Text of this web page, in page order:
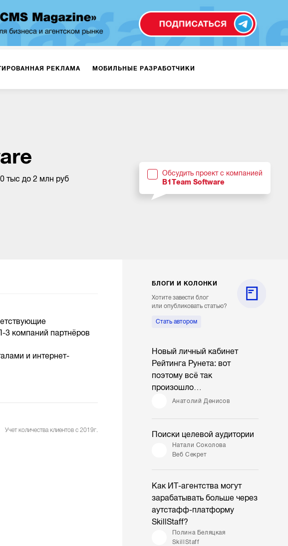
РЕКЛАМА МОБИЛЬНЫЕ РАЗРАБОТЧИКИ
тыс до 2 млн руб
Обсудить проект с компанией
B1Team Software
компаний партнёров
и интернет-
Учет количества клиентов с 2019г.
БЛОГИ И КОЛОНКИ
Хотите завести блог
или опубликовать статью?
Стать автором
Новый личный кабинет
Рейтинга Рунета: вот
поэтому всё так
произошло…
Анатолий Денисов
Поиски целевой аудитории
Натали Соколова
Веб Секрет
Как ИТ-агентства могут
зарабатывать больше через
аутстафф-платформу
SkillStaff?
Полина Беляцкая
SkillStaff